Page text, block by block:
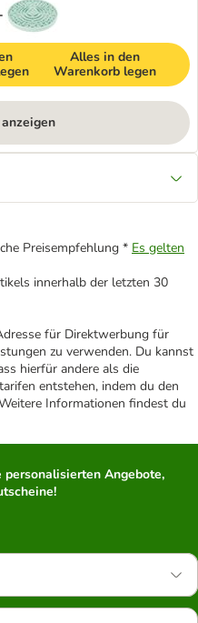
Alles in den
Warenkorb legen
Preisempfehlung * Es gelten
innerhalb der letzten 30
für Direktwerbung für
zu verwenden. Du kannst
hierfür andere als die
entstehen, indem du den
Informationen findest du
personalisierten Angebote,